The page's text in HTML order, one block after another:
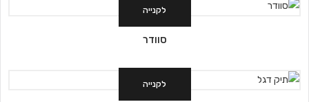
לקנייה
סוודר
לקנייה